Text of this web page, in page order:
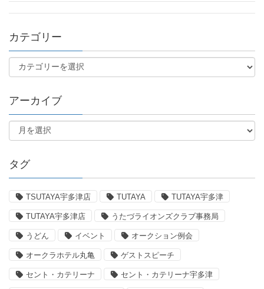
カテゴリー
アーカイブ
タグ
TSUTAYA宇多津店 TUTAYA TUTAYA宇多津
TUTAYA宇多津店 うたづライオンズクラブ事務局
うどん イベント オークション例会
オークラホテル丸亀 ゲストスピーチ
セント・カテリーナ セント・カテリーナ宇多津